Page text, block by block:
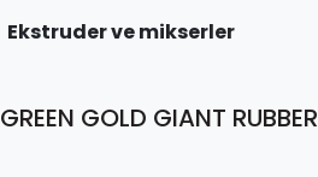
Ekstruder ve mikserler
GREEN GOLD GIANT